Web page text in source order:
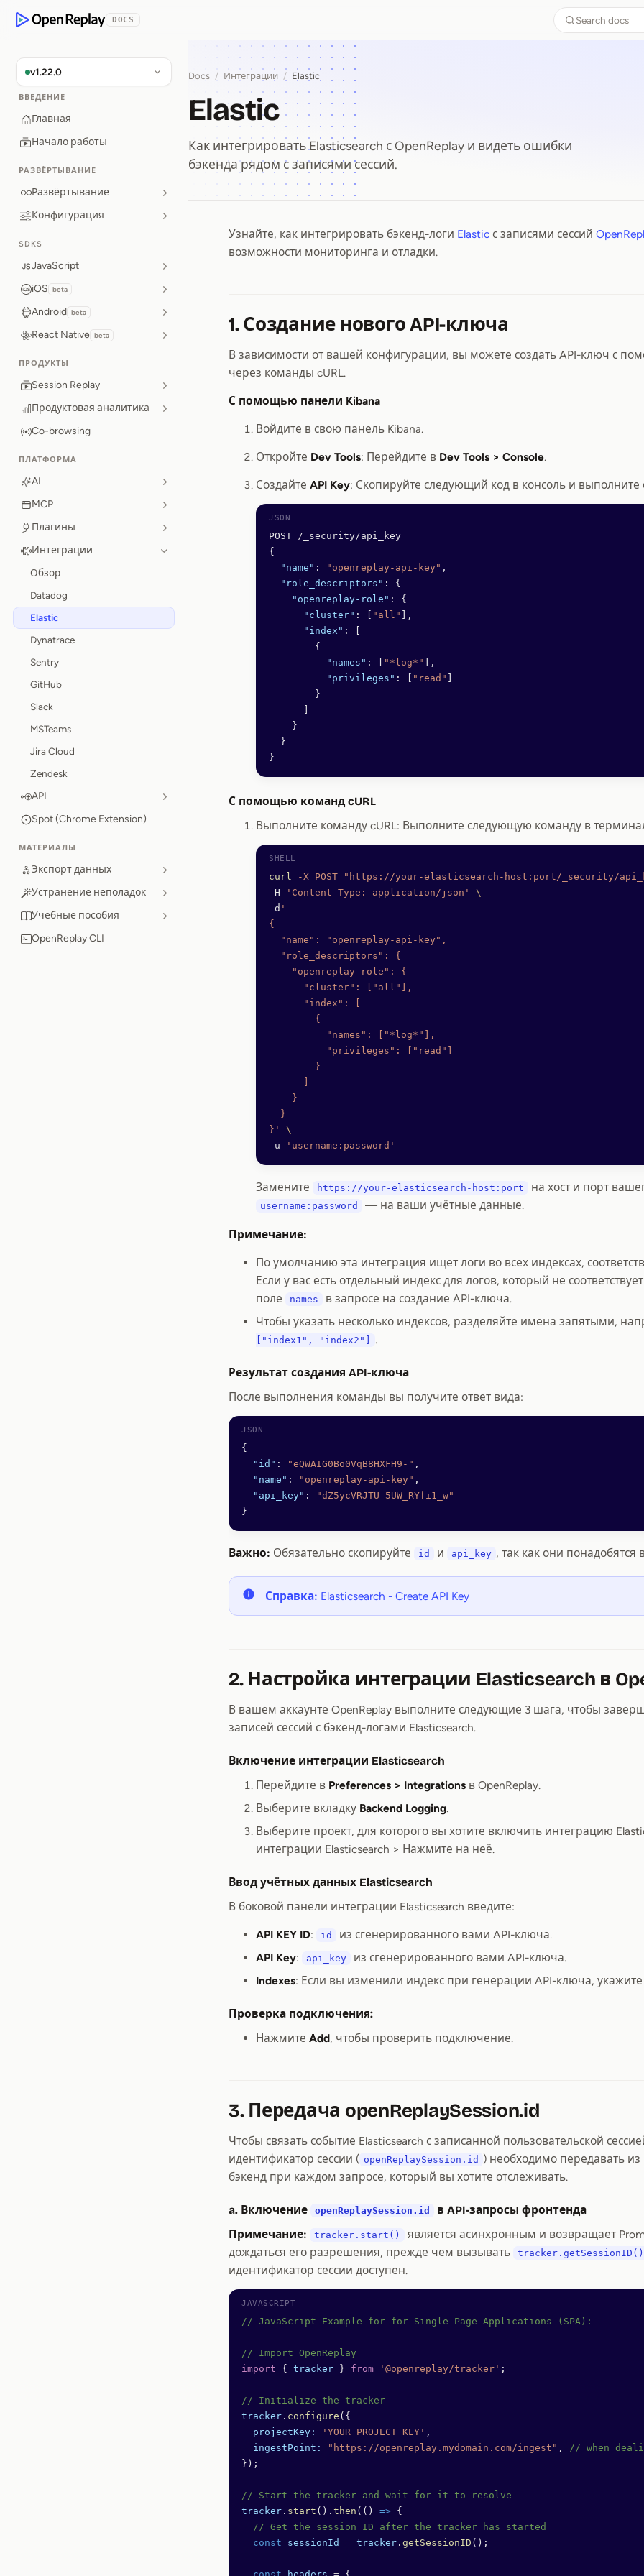
OpenReplay
DOCS Search docs
v1.22.0
ВВЕДЕНИЕ
Главная
Начало работы
РАЗВЁРТЫВАНИЕ
Развёртывание
Конфигурация
SDKS
JavaScript
iOS beta
Android beta
React Native beta
ПРОДУКТЫ
Session Replay
Продуктовая аналитика
Co-browsing
ПЛАТФОРМА
AI
MCP
Плагины
Интеграции
Обзор
Datadog
Elastic
Dynatrace
Sentry
GitHub
Slack
MSTeams
Jira Cloud
Zendesk
API
Spot (Chrome Extension)
МАТЕРИАЛЫ
Экспорт данных
Устранение неполадок
Учебные пособия
OpenReplay CLI
Docs / Интеграции / Elastic
Elastic
Как интегрировать Elasticsearch с OpenReplay и видеть ошибки
бэкенда рядом с записями сессий.
Elastic
Узнайте, как интегрировать бэкенд-логи Elastic с записями сессий
возможности мониторинга и отладки.
1. Создание нового API-ключа
В зависимости от вашей конфигурации, вы можете создать API-ключ с
через команды cURL.
С помощью панели Kibana
Войдите в свою панель Kibana.
Откройте Dev Tools: Перейдите в Dev Tools > Console.
Создайте API Key: Скопируйте следующий код в консоль и выполните
POST /_security/api_key
{
  "name"
: "openreplay-api-key" ,
  "role_descriptors"
: {
    "openreplay-role"
: {
      "cluster"
: [ "all"
],
      "index"
: [
        {
          "names"
: [ "*log*"
],
          "privileges"
: [ "read"
        }
    }
  }
}
С помощью команд cURL
Выполните команду cURL: Выполните следующую команду в
curl -X POST "https://your-elasticsearch-host:port/_security/
-H
'Content-Type: application/json'
\
-d '
{
  "name": "openreplay-api-key",
  "role_descriptors": {
    "openreplay-role": {
      "cluster": ["all"],
      "index": [
        {
          "names": ["*log*"],
          "privileges": ["read"]
        }
    }
  }
}'
\
-u
'username:password'
Замените https://your-elasticsearch-host:port на хост и порт
username:password — на ваши учётные данные.
Примечание:
По умолчанию эта интеграция ищет логи во всех индексах,
Если у вас есть отдельный индекс для логов, который не
поле
names
в запросе на создание API-ключа.
Чтобы указать несколько индексов, разделяйте имена запятыми,
["index1", "index2"]
.
Результат создания API-ключа
После выполнения команды вы получите ответ вида:
{
  "id"
: "eQWAIG0Bo0VqB8HXFH9-" ,
  "name"
: "openreplay-api-key" ,
  "api_key"
:
"dZ5ycVRJTU-5UW_RYfi1_w"
}
Важно: Обязательно скопируйте id и api_key , так как они
Справка: Elasticsearch - Create API Key
2. Настройка интеграции Elasticsearch в
В вашем аккаунте OpenReplay выполните следующие 3 шага, чтобы
записей сессий с бэкенд-логами Elasticsearch.
Включение интеграции Elasticsearch
Перейдите в Preferences > Integrations в OpenReplay.
Выберите вкладку Backend Logging.
Выберите проект, для которого вы хотите включить интеграцию
интеграции Elasticsearch > Нажмите на неё.
Ввод учётных данных Elasticsearch
В боковой панели интеграции Elasticsearch введите:
API KEY ID: id
из сгенерированного вами API-ключа.
API Key: api_key
из сгенерированного вами API-ключа.
Indexes: Если вы изменили индекс при генерации API-ключа,
Проверка подключения:
Нажмите Add, чтобы проверить подключение.
3. Передача openReplaySession.id
Чтобы связать событие Elasticsearch с записанной пользовательской
идентификатор сессии ( openReplaySession.id ) необходимо передавать
бэкенд при каждом запросе, который вы хотите отслеживать.
a. Включение openReplaySession.id в API-запросы фронтенда
Примечание: tracker.start()
является асинхронным и возвращает
дождаться его разрешения, прежде чем вызывать
tracker.getSessionID()
идентификатор сессии доступен.
// JavaScript Example for for Single Page Applications (SPA):
// Import OpenReplay
import { tracker } from '@openreplay/tracker' ;
// Initialize the tracker
tracker . configure ({
  projectKey:
'YOUR_PROJECT_KEY' ,
  ingestPoint:
"https://openreplay.mydomain.com/ingest" , // when
});
// Start the tracker and wait for it to resolve
tracker . start (). then (() => {
  // Get the session ID after the tracker has started
  const
sessionId = tracker . getSessionID ();